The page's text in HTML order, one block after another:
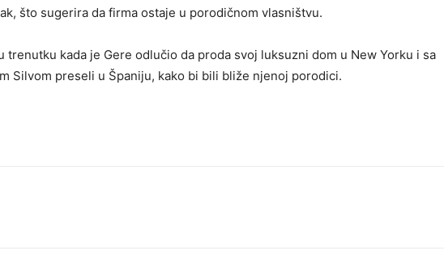
što sugerira da firma ostaje u porodičnom vlasništvu.
trenutku kada je Gere odlučio da proda svoj luksuzni dom u New Yorku i sa
Silvom preseli u Španiju, kako bi bili bliže njenoj porodici.